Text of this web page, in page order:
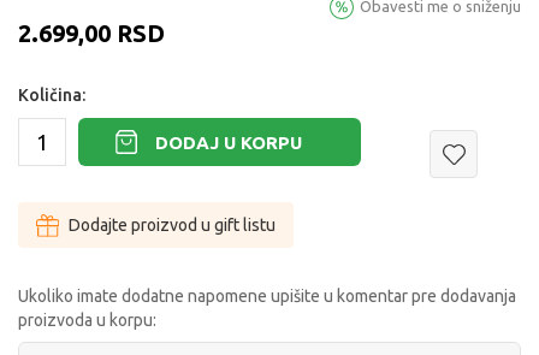
2.699,00 RSD
Obavesti me o sniženju
Količina:
DODAJ U KORPU
Dodajte proizvod u gift listu
Ukoliko imate dodatne napomene upišite u komentar pre dodavanja
proizvoda u korpu: